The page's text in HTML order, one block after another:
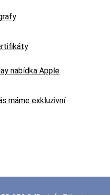
nabídka Apple
máme exkluzivní